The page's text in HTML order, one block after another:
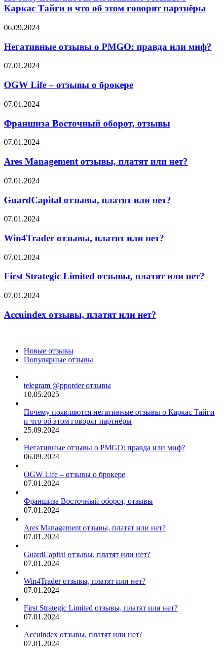
отзывы
о
Тайги
что
этом
партнёры
Каркас Тайги и что об этом говорят партнёры
Негативные
о
PMGO:
правда
миф?
06.09.2024
Негативные отзывы о PMGO: правда или миф?
OGW
–
о
07.01.2024
OGW Life – отзывы о брокере
Франшиза
оборот,
отзывы
07.01.2024
Франшиза Восточный оборот, отзывы
Ares
отзывы,
платят
или
нет?
07.01.2024
Ares Management отзывы, платят или нет?
GuardCapital
платят
или
нет?
07.01.2024
GuardCapital отзывы, платят или нет?
Win4Trader
платят
или
нет?
07.01.2024
Win4Trader отзывы, платят или нет?
First
Limited
платят
нет?
07.01.2024
First Strategic Limited отзывы, платят или нет?
Accuindex
платят
или
07.01.2024
Accuindex отзывы, платят или нет?
Новые отзывы
Популярные отзывы
telegram @pporder отзывы
10.05.2025
Почему появляются негативные отзывы о Каркас Тайги
и что об этом говорят партнёры
25.09.2024
Негативные отзывы о PMGO: правда или миф?
06.09.2024
OGW Life – отзывы о брокере
07.01.2024
Франшиза Восточный оборот, отзывы
07.01.2024
Ares Management отзывы, платят или нет?
07.01.2024
GuardCapital отзывы, платят или нет?
07.01.2024
Win4Trader отзывы, платят или нет?
07.01.2024
First Strategic Limited отзывы, платят или нет?
07.01.2024
Accuindex отзывы, платят или нет?
07.01.2024